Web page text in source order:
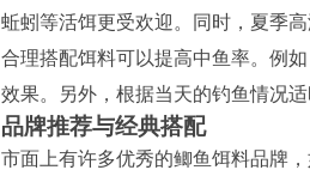
蚯蚓等活饵更受欢迎。同时，夏季
合理搭配饵料可以提高中鱼率。例
效果。另外，根据当天的钓鱼情况
品牌推荐与经典搭配
市面上有许多优秀的鲫鱼饵料品牌